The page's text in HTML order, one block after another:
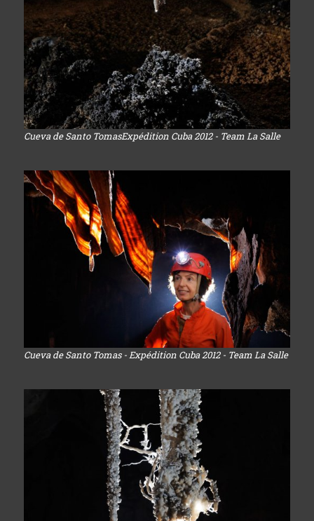
Cueva de Santo TomasExpédition Cuba 2012 - Team La Salle
Cueva de Santo Tomas - Expédition Cuba 2012 - Team La Salle